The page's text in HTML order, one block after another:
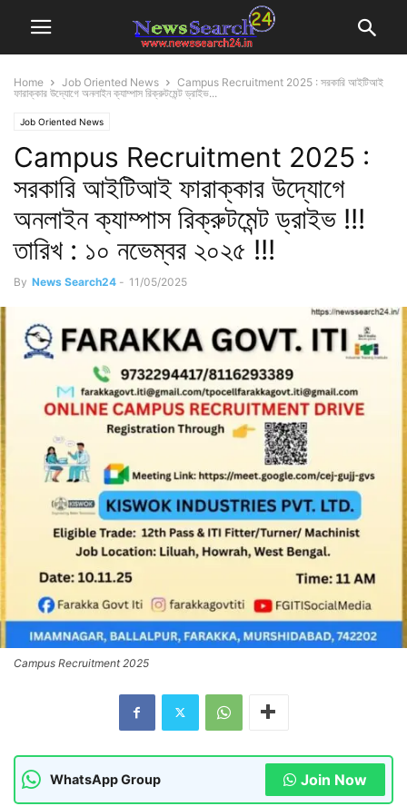
Home Job Oriented News
Campus Recruitment 2025 : সরকারি আইটিআই
ফারাক্কার উদ্যোগে অনলাইন ক্যাম্পাস রিক্রুটমেন্ট ড্রাইভ...
Job Oriented News
Campus Recruitment 2025 :
সরকারি আইটিআই ফারাক্কার উদ্যোগে
অনলাইন ক্যাম্পাস রিক্রুটমেন্ট ড্রাইভ !!!
তারিখ : ১০ নভেম্বর ২০২৫ !!!
By News Search24 - 11/05/2025
Campus Recruitment 2025
WhatsApp Group Join Now